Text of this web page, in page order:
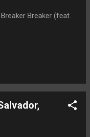
Breaker (feat.